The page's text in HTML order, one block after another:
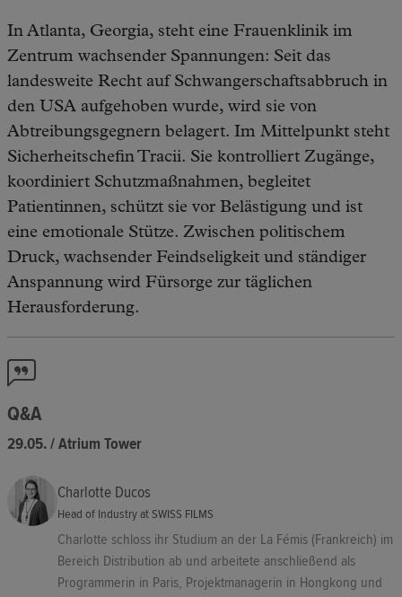
In Atlanta, Georgia, steht eine Frauenklinik im
Zentrum wachsender Spannungen: Seit das
landesweite Recht auf Schwangerschaftsabbruch in
den USA aufgehoben wurde, wird sie von
Abtreibungsgegnern belagert. Im Mittelpunkt steht
Sicherheitschefin Tracii. Sie kontrolliert Zugänge,
koordiniert Schutzmaßnahmen, begleitet
Patientinnen, schützt sie vor Belästigung und ist
eine emotionale Stütze. Zwischen politischem
Druck, wachsender Feindseligkeit und ständiger
Anspannung wird Fürsorge zur täglichen
Herausforderung.
Q&A
29.05. / Atrium Tower
Charlotte Ducos
Head of Industry at SWISS FILMS
Charlotte schloss ihr Studium an der La Fémis (Frankreich) im
Bereich Distribution ab und arbeitete anschließend als
Programmerin in Paris, Projektmanagerin in Hongkong und